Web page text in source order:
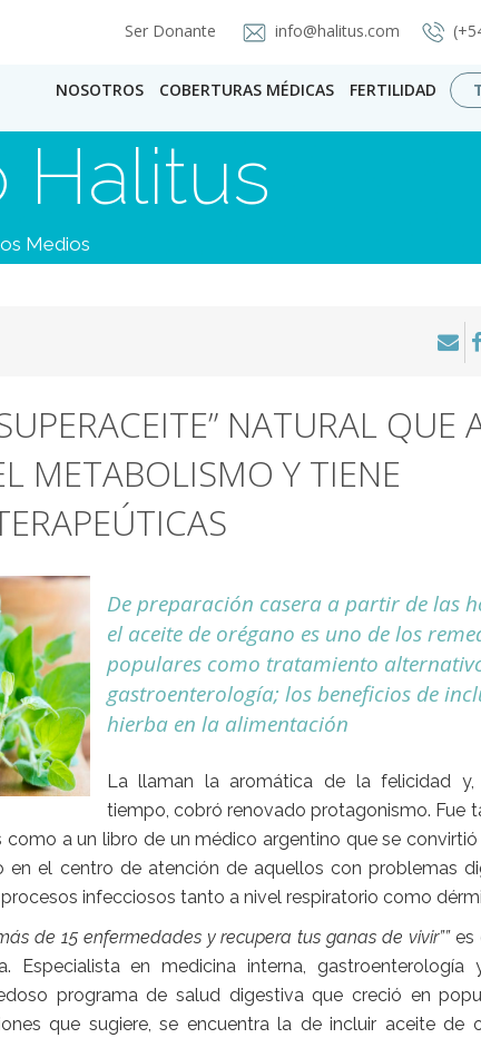
Ser Donante info@halitus.com
NOSOTROS COBERTURAS MÉDICAS FERTILIDAD
Halitus
Medios
NATURAL QUE
METABOLISMO Y TIENE
De preparación casera a partir de las
el aceite de orégano es uno de los
populares como tratamiento
gastroenterología; los beneficios de
hierba en la alimentación
La llaman la aromática de la felicidad
tiempo, cobró renovado protagonismo. Fue
a un libro de un médico argentino que se
el centro de atención de aquellos con problemas
infecciosos tanto a nivel respiratorio como
de 15 enfermedades y recupera tus ganas de vivir””es
Especialista en medicina interna, gastroenterología
programa de salud digestiva que creció en
que sugiere, se encuentra la de incluir aceite de